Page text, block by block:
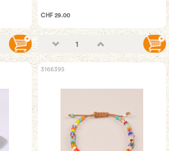
CHF 29.00
3166395